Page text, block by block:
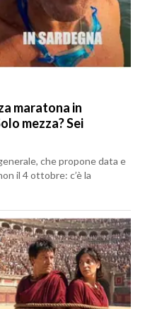
maratona in
mezza? Sei
che propone data e
il 4 ottobre: c’è la